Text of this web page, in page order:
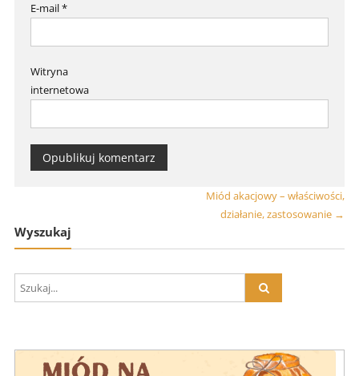
E-mail*
Witryna
internetowa
Miód akacjowy – właściwości,
działanie, zastosowanie →
Wyszukaj